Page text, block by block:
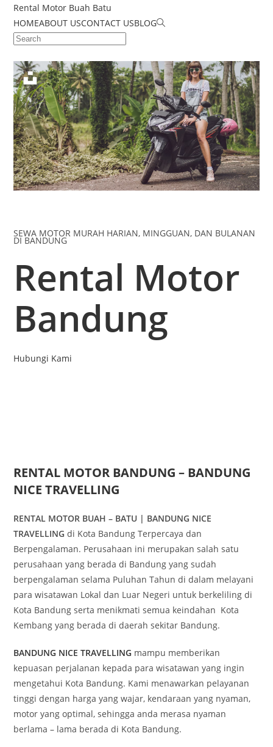
Rental Motor Buah Batu
HOMEABOUT USCONTACT USBLOG
SEWA MOTOR MURAH HARIAN, MINGGUAN, DAN BULANAN
DI BANDUNG
Rental Motor
Bandung
Hubungi Kami
RENTAL MOTOR BANDUNG – BANDUNG
NICE TRAVELLING
RENTAL MOTOR BUAH – BATU | BANDUNG NICE
TRAVELLING di Kota Bandung Terpercaya dan
Berpengalaman. Perusahaan ini merupakan salah satu
perusahaan yang berada di Bandung yang sudah
berpengalaman selama Puluhan Tahun di dalam melayani
para wisatawan Lokal dan Luar Negeri untuk berkeliling di
Kota Bandung serta menikmati semua keindahan Kota
Kembang yang berada di daerah sekitar Bandung.
BANDUNG NICE TRAVELLING mampu memberikan
kepuasan perjalanan kepada para wisatawan yang ingin
mengetahui Kota Bandung. Kami menawarkan pelayanan
tinggi dengan harga yang wajar, kendaraan yang nyaman,
motor yang optimal, sehingga anda merasa nyaman
berlama – lama berada di Kota Bandung.